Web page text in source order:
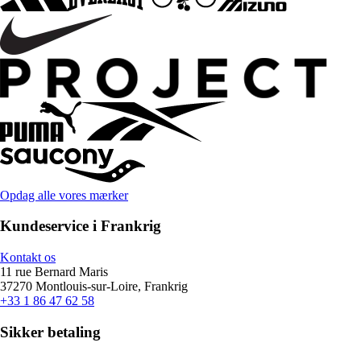
Opdag alle vores mærker
Kundeservice i Frankrig
Kontakt os
11 rue Bernard Maris
37270 Montlouis-sur-Loire, Frankrig
+33 1 86 47 62 58
Sikker betaling